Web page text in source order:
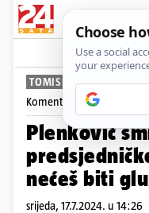
TOMISLAV KLAUŠKI
Komentira Tomislav
Plenković
nećeš biti
srijeda, 17.7.2024. u 14:26